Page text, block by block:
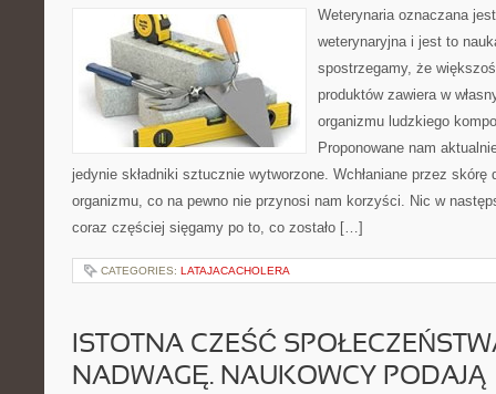
Weterynaria oznaczana
weterynaryjna i jest to
spostrzegamy, że
produktów zawiera w
organizmu ludzkiego
Proponowane nam
jedynie składniki sztucznie wytworzone. Wchłaniane przez skórę
organizmu, co na pewno nie przynosi nam korzyści. Nic w
coraz częściej sięgamy po to, co zostało […]
CATEGORIES: LATAJACACHOLERA
ISTOTNA CZEŚĆ
NADWAGĘ. NAUKOWCY PODAJĄ